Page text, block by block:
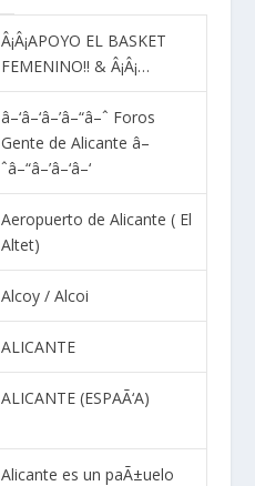
Â¡Â¡APOYO EL BASKET
FEMENINO!! & Â¡Â¡…
â–‘â–‘â–’â–“â–ˆ Foros
Gente de Alicante â–
ˆâ–“â–’â–‘â–‘
Aeropuerto de Alicante ( El
Altet)
Alcoy / Alcoi
ALICANTE
ALICANTE (ESPAÃ‘A)
Alicante es un paÃ±uelo